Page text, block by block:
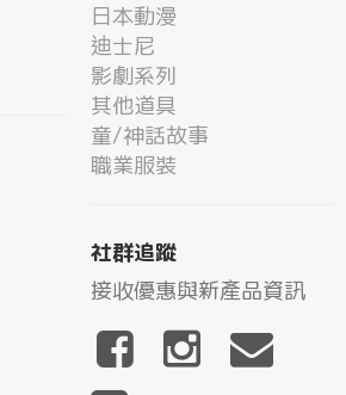
日本動漫
迪士尼
影劇系列
其他道具
童/神話故事
職業服裝
社群追蹤
接收優惠與新產品資訊